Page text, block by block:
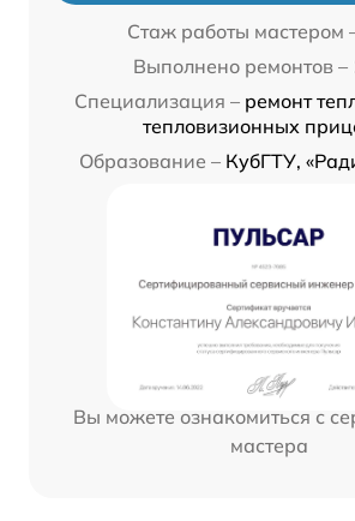
Стаж работы мастером
Выполнено ремонтов –
Специализация – ремонт
тепловизионных
Образование – КубГТУ,
Вы можете ознакомиться с
мастера